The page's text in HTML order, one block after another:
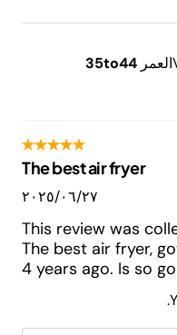
العمر 35to44
The best air fryer
٢٧‏/٠٦‏/٢٠٢٥
[This review was
promotion.] The best air
4 years ago. Is so